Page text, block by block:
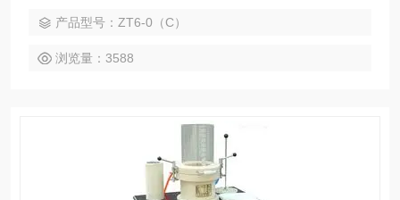
产品型号：ZT6-0（C）
浏览量：3588